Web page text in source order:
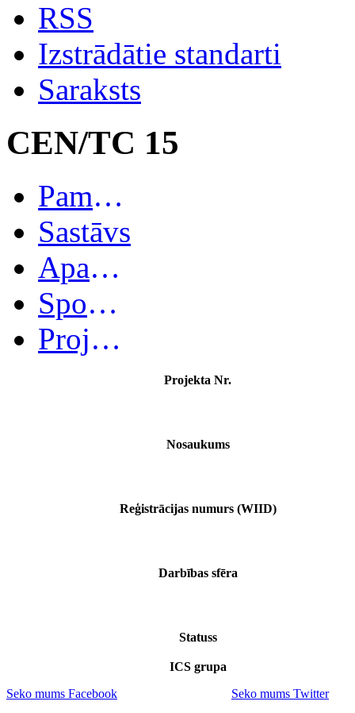
RSS
Izstrādātie standarti
Saraksts
CEN/TC 15
Pamatinformācija
Sastāvs
Apakškomitejas
Spoguļkomitejas
Projekti
Projekta Nr.
Nosaukums
Reģistrācijas numurs (WIID)
Darbības sfēra
Statuss
ICS grupa
Seko mums Facebook
Seko mums Twitter